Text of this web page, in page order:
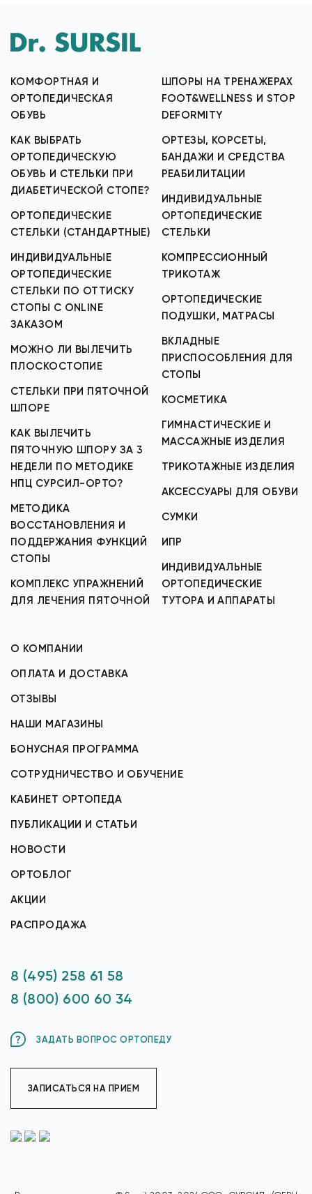
КОМФОРТНАЯ И
ОРТОПЕДИЧЕСКАЯ
ОБУВЬ
КАК ВЫБРАТЬ
ОРТОПЕДИЧЕСКУЮ
ОБУВЬ И СТЕЛЬКИ ПРИ
ДИАБЕТИЧЕСКОЙ СТОПЕ?
ОРТОПЕДИЧЕСКИЕ
СТЕЛЬКИ (СТАНДАРТНЫЕ)
ИНДИВИДУАЛЬНЫЕ
ОРТОПЕДИЧЕСКИЕ
СТЕЛЬКИ ПО ОТТИСКУ
СТОПЫ С ONLINE
ЗАКАЗОМ
МОЖНО ЛИ ВЫЛЕЧИТЬ
ПЛОСКОСТОПИЕ
СТЕЛЬКИ ПРИ ПЯТОЧНОЙ
ШПОРЕ
КАК ВЫЛЕЧИТЬ
ПЯТОЧНУЮ ШПОРУ ЗА 3
НЕДЕЛИ ПО МЕТОДИКЕ
НПЦ СУРСИЛ-ОРТО?
МЕТОДИКА
ВОССТАНОВЛЕНИЯ И
ПОДДЕРЖАНИЯ ФУНКЦИЙ
СТОПЫ
КОМПЛЕКС УПРАЖНЕНИЙ
ДЛЯ ЛЕЧЕНИЯ ПЯТОЧНОЙ
ШПОРЫ НА ТРЕНАЖЕРАХ
FOOT&WELLNESS И STOP
DEFORMITY
ОРТЕЗЫ, КОРСЕТЫ,
БАНДАЖИ И СРЕДСТВА
РЕАБИЛИТАЦИИ
ИНДИВИДУАЛЬНЫЕ
ОРТОПЕДИЧЕСКИЕ
СТЕЛЬКИ
КОМПРЕССИОННЫЙ
ТРИКОТАЖ
ОРТОПЕДИЧЕСКИЕ
ПОДУШКИ, МАТРАСЫ
ВКЛАДНЫЕ
ПРИСПОСОБЛЕНИЯ ДЛЯ
СТОПЫ
КОСМЕТИКА
ГИМНАСТИЧЕСКИЕ И
МАССАЖНЫЕ ИЗДЕЛИЯ
ТРИКОТАЖНЫЕ ИЗДЕЛИЯ
АКСЕССУАРЫ ДЛЯ ОБУВИ
СУМКИ
ИПР
ИНДИВИДУАЛЬНЫЕ
ОРТОПЕДИЧЕСКИЕ
ТУТОРА И АППАРАТЫ
О КОМПАНИИ
ОПЛАТА И ДОСТАВКА
ОТЗЫВЫ
НАШИ МАГАЗИНЫ
БОНУСНАЯ ПРОГРАММА
СОТРУДНИЧЕСТВО И ОБУЧЕНИЕ
КАБИНЕТ ОРТОПЕДА
ПУБЛИКАЦИИ И СТАТЬИ
НОВОСТИ
ОРТОБЛОГ
АКЦИИ
РАСПРОДАЖА
8 (495) 258 61 58
8 (800) 600 60 34
ЗАДАТЬ ВОПРОС ОРТОПЕДУ
ЗАПИСАТЬСЯ НА ПРИЕМ